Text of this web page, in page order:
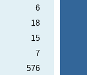
6
18
15
7
576